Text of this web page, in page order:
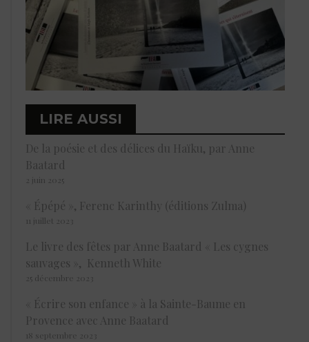
LIRE AUSSI
De la poésie et des délices du Haïku, par Anne
Baatard
2 juin 2025
« Épépé », Ferenc Karinthy (éditions Zulma)
11 juillet 2023
Le livre des fêtes par Anne Baatard « Les cygnes
sauvages », Kenneth White
25 décembre 2023
« Écrire son enfance » à la Sainte-Baume en
Provence avec Anne Baatard
18 septembre 2023